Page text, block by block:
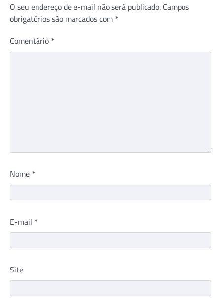
O seu endereço de e-mail não será publicado. Campos
obrigatórios são marcados com *
Comentário *
Nome *
E-mail *
Site